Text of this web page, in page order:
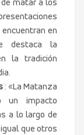
de matar a los
en
destaca la
la tradición
: «La Matanza
un impacto
a lo largo de
que otros